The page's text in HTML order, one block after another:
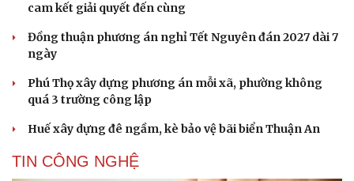
cam kết giải quyết đến cùng
Đồng thuận phương án nghỉ Tết Nguyên đán 2027 dài 7
ngày
Phú Thọ xây dựng phương án mỗi xã, phường không
quá 3 trường công lập
Huế xây dựng đê ngầm, kè bảo vệ bãi biển Thuận An
TIN CÔNG NGHỆ